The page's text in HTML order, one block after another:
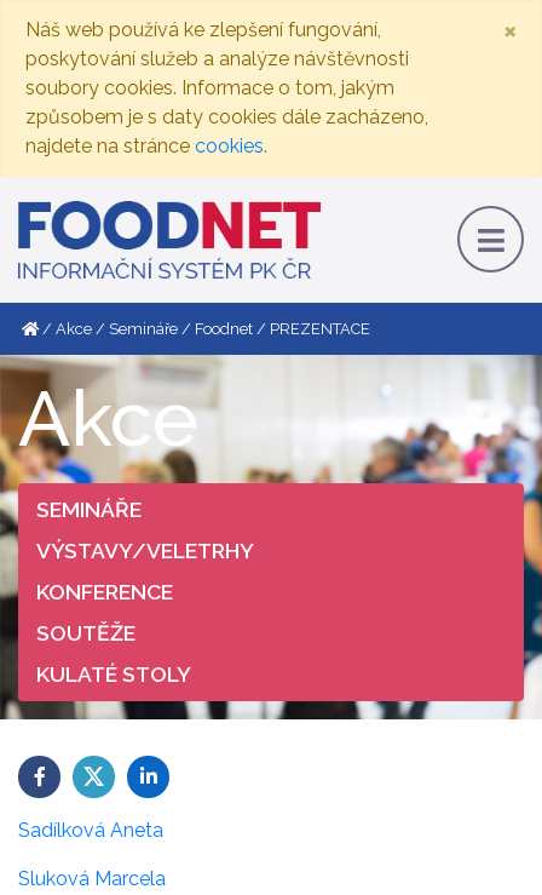
Náš web používá ke zlepšení fungování,
poskytování služeb a analýze návštěvnosti
soubory cookies. Informace o tom, jakým
způsobem je s daty cookies dále zacházeno,
najdete na stránce cookies.
×
Akce Semináře Foodnet PREZENTACE
Akce
SEMINÁŘE
VÝSTAVY/VELETRHY
KONFERENCE
SOUTĚŽE
KULATÉ STOLY
Sadílková Aneta
Sluková Marcela